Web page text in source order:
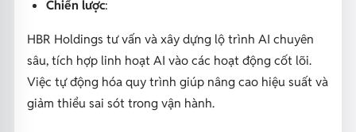
Chiến lược:
HBR Holdings tư vấn và xây dựng lộ trình AI chuyên
sâu, tích hợp linh hoạt AI vào các hoạt động cốt lõi.
Việc tự động hóa quy trình giúp nâng cao hiệu suất và
giảm thiểu sai sót trong vận hành.